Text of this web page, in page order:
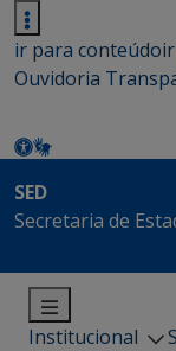
ir para conteúdo
Ouvidoria
SED
Secretaria de
Institucional